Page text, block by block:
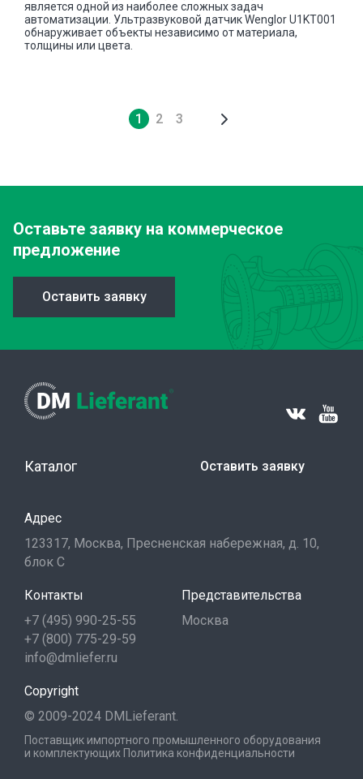
является одной из наиболее сложных задач
автоматизации. Ультразвуковой датчик Wenglor U1KT001
обнаруживает объекты независимо от материала,
толщины или цвета.
Текущая
1 Page
2 Page
3
Оставьте заявку на коммерческое
предложение
Оставить заявку
Каталог Оставить заявку
Адрес
123317, Москва, Пресненская набережная, д. 10,
блок С
Контакты
+7 (495) 990-25-55
+7 (800) 775-29-59
info@dmliefer.ru
Представительства
Москва
Copyright
© 2009-2024 DMLieferant.
Поставщик импортного промышленного оборудования
и комплектующих Политика конфиденциальности